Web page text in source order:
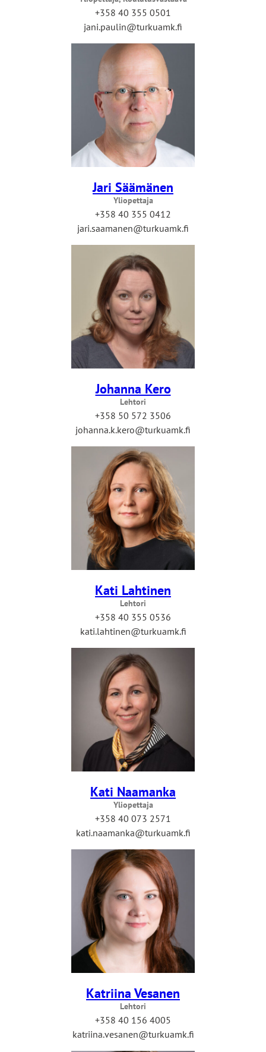
+358 40 355 0501
jani.paulin@turkuamk.fi
Jari Säämänen
Yliopettaja
+358 40 355 0412
jari.saamanen@turkuamk.fi
Johanna Kero
Lehtori
+358 50 572 3506
johanna.k.kero@turkuamk.fi
Kati Lahtinen
Lehtori
+358 40 355 0536
kati.lahtinen@turkuamk.fi
Kati Naamanka
Yliopettaja
+358 40 073 2571
kati.naamanka@turkuamk.fi
Katriina Vesanen
Lehtori
+358 40 156 4005
katriina.vesanen@turkuamk.fi